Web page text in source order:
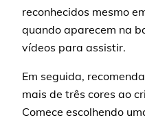
reconhecidos mesmo
quando aparecem na
vídeos para assistir.
Em seguida,
mais de três cores ao
Comece escolhendo